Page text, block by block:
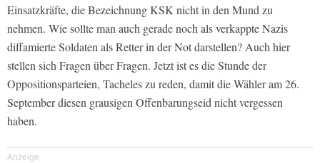
Einsatzkräfte, die Bezeichnung KSK nicht in den Mund zu
nehmen. Wie sollte man auch gerade noch als verkappte Nazis
diffamierte Soldaten als Retter in der Not darstellen? Auch hier
stellen sich Fragen über Fragen. Jetzt ist es die Stunde der
Oppositionsparteien, Tacheles zu reden, damit die Wähler am 26.
September diesen grausigen Offenbarungseid nicht vergessen
haben.
Anzeige